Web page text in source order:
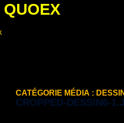
CATÉGORIE MÉDIA :
CROPPED-DESSIN6-